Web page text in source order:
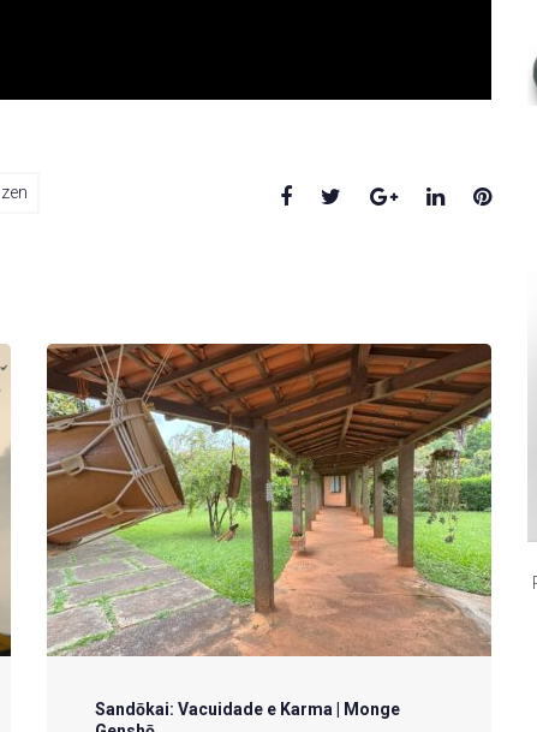
zen Facebook
TwitterGoogle+LinkedIn
Sandōkai: Vacuidade e Karma | Monge